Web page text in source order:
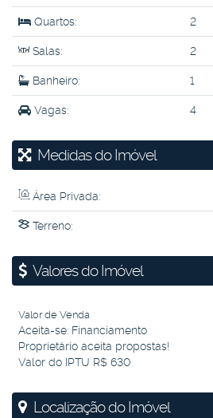
Quartos: 2
Salas: 2
Banheiro: 1
Vagas: 4
Medidas do Imóvel
Área Privada:
Terreno:
Valores do Imóvel
Valor de Venda
Aceita-se: Financiamento
Proprietário aceita propostas!
Valor do IPTU R$ 630
Localização do Imóvel